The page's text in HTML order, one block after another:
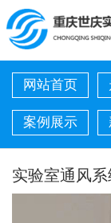
网站首页
案例展示
实验室通风